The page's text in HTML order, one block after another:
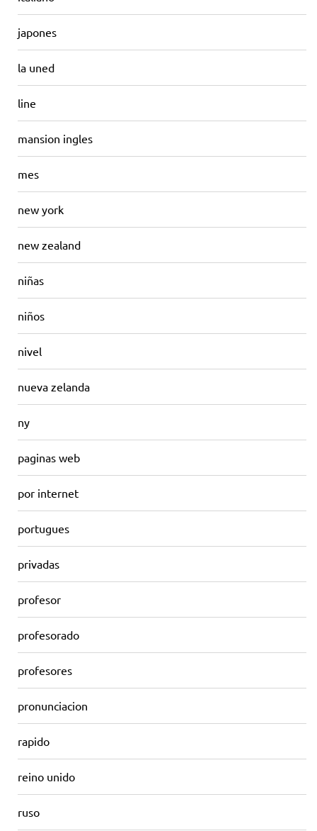
japones
la uned
line
mansion ingles
mes
new york
new zealand
niñas
niños
nivel
nueva zelanda
ny
paginas web
por internet
portugues
privadas
profesor
profesorado
profesores
pronunciacion
rapido
reino unido
ruso